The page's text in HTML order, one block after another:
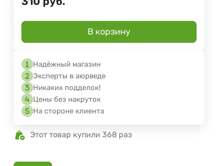
В корзину
Надёжный магазин
Эксперты в аюрведе
Никаких подделок!
Цены без накруток
На стороне клиента
Этот товар купили 368 раз